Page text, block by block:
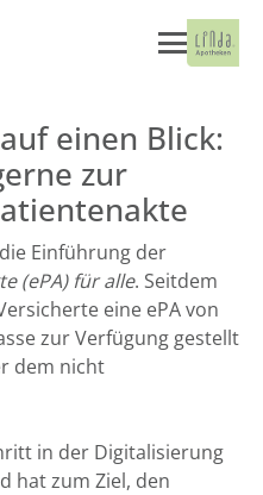
einen Blick:
zur
Einführung der
(ePA) für alle. Seitdem
eine ePA von
zur Verfügung gestellt
dem nicht
in der Digitalisierung
hat zum Ziel, den